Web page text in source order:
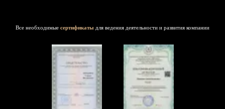
Все необходимые сертификаты для ведения деятельности и развития компании